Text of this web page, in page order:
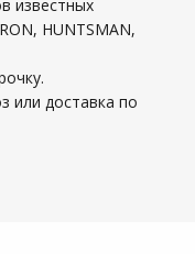
известных
HUNTSMAN,
или доставка по